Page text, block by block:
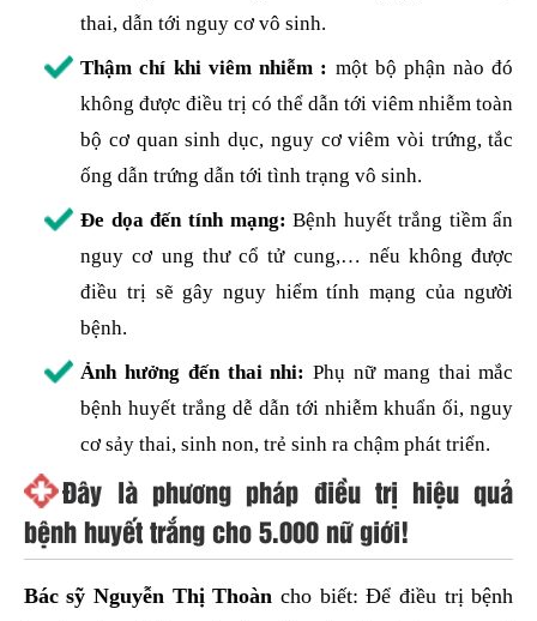
thai, dẫn tới nguy cơ vô sinh.
Thậm chí khi viêm nhiễm : một bộ phận nào đó
không được điều trị có thể dẫn tới viêm nhiễm toàn
bộ cơ quan sinh dục, nguy cơ viêm vòi trứng, tắc
ống dẫn trứng dẫn tới tình trạng vô sinh.
Đe dọa đến tính mạng:Bệnh huyết trắng tiềm ẩn
nguy cơ ung thư cổ tử cung,… nếu không được
điều trị sẽ gây nguy hiểm tính mạng của người
bệnh.
Ảnh hưởng đến thai nhi: Phụ nữ mang thai mắc
bệnh huyết trắng dễ dẫn tới nhiễm khuẩn ối, nguy
cơ sảy thai, sinh non, trẻ sinh ra chậm phát triển.
Đây là phương pháp điều trị hiệu quả
bệnh huyết trắng cho 5.000 nữ giới!
Bác sỹ Nguyễn Thị Thoàn cho biết: Để điều trị bệnh